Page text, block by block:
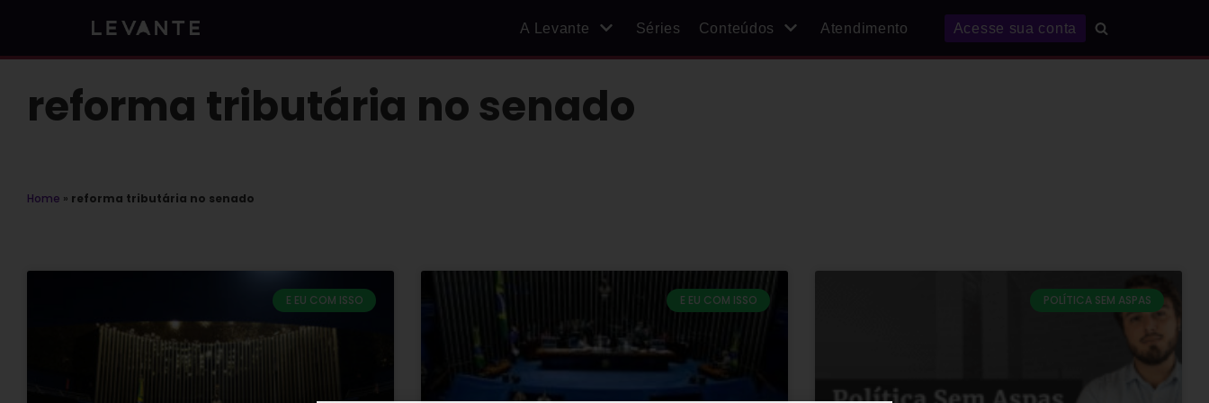
A Levante Séries Conteúdos Atendimento Acesse sua conta
reforma tributária no senado
Home » reforma tributária no senado
E EU COM ISSO E EU COM ISSO POLÍTICA SEM ASPAS